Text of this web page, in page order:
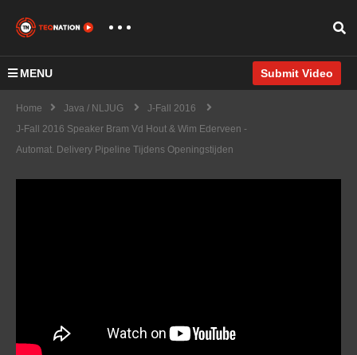
MENU Submit Video
Home Java / NLJUG
J-Fall 2016
J-Fall 2016 Speaker Bram Vd Hout & Wim Ederveen -
Automat. Delivery Pipeline Tijdens Openingstijden